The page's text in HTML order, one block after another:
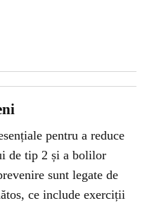
pentru a reduce
de tip 2 și a bolilor
sunt legate de
ce include exerciții